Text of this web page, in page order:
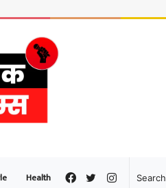
Health Instagram
Twitter
Facebook